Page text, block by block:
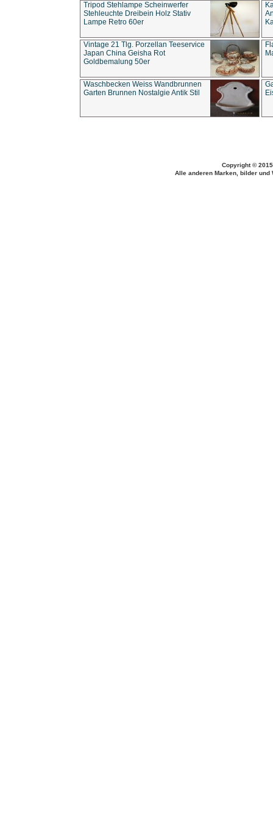
Tripod Stehlampe Scheinwerfer
Stehleuchte Dreibein Holz Stativ
Lampe Retro 60er
Vintage 21 Tlg. Porzellan Teeservice
Japan China Geisha Rot
Goldbemalung 50er
Waschbecken Weiss Wandbrunnen
Garten Brunnen Nostalgie Antik Stil
Copyright ©
Alle anderen Marken, bilder und